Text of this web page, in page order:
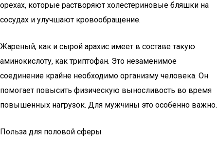
орехах, которые растворяют холестериновые бляшки на
сосудах и улучшают кровообращение.
Жареный, как и сырой арахис имеет в составе такую
аминокислоту, как триптофан. Это незаменимое
соединение крайне необходимо организму человека. Он
помогает повысить физическую выносливость во время
повышенных нагрузок. Для мужчины это особенно важно.
Польза для половой сферы